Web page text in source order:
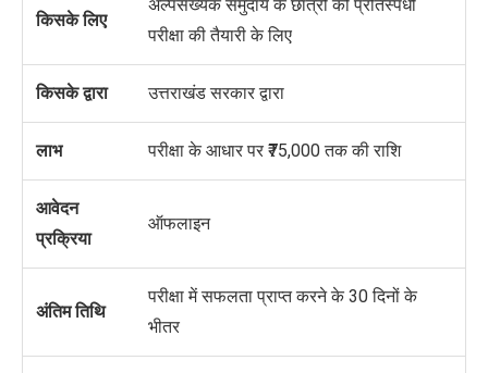
किसके लिए
अल्पसंख्यक समुदाय के छात्रों को प्रतिस्पर्धी
परीक्षा की तैयारी के लिए
किसके द्वारा उत्तराखंड सरकार द्वारा
लाभ परीक्षा के आधार पर ₹75,000 तक की राशि
आवेदन
प्रक्रिया
ऑफलाइन
अंतिम तिथि
परीक्षा में सफलता प्राप्त करने के 30 दिनों के
भीतर